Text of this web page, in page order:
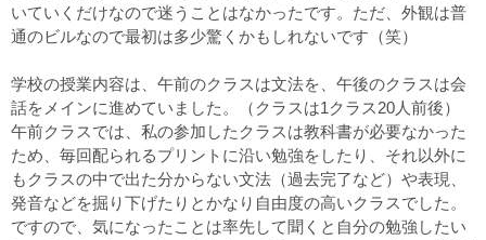
いていくだけなので迷うことはなかったです。ただ、外観は普
通のビルなので最初は多少驚くかもしれないです（笑）
学校の授業内容は、午前のクラスは文法を、午後のクラスは会
話をメインに進めていました。（クラスは1クラス20人前後）
午前クラスでは、私の参加したクラスは教科書が必要なかった
ため、毎回配られるプリントに沿い勉強をしたり、それ以外に
もクラスの中で出た分からない文法（過去完了など）や表現、
発音などを掘り下げたりとかなり自由度の高いクラスでした。
ですので、気になったことは率先して聞くと自分の勉強したい